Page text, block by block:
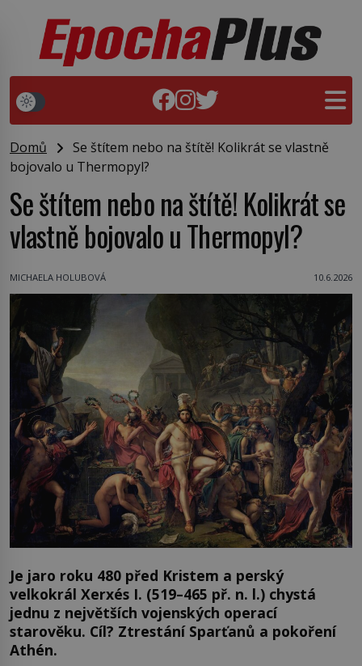
Domů
Se štítem nebo na štítě! Kolikrát se vlastně
bojovalo u Thermopyl?
Se štítem nebo na štítě! Kolikrát se
vlastně bojovalo u Thermopyl?
MICHAELA HOLUBOVÁ 10.6.2026
Je jaro roku 480 před Kristem a perský
velkokrál Xerxés I. (519–465 př. n. l.) chystá
jednu z největších vojenských operací
starověku. Cíl? Ztrestání Sparťanů a pokoření
Athén.